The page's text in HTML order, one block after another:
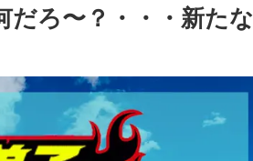
だろ〜？・・・新たな